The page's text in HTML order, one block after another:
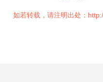
如若转载，请注明出处：